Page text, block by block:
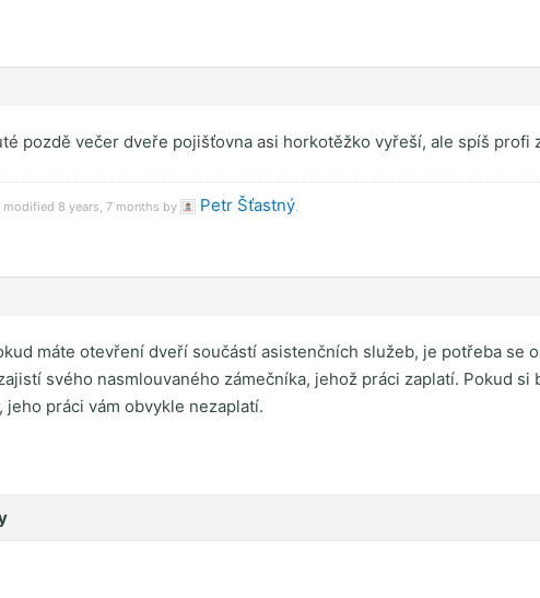
pozdě večer dveře pojišťovna asi horkotěžko vyřeší, ale spíš profi
8 years, 7 months by Petr Šťastný
máte otevření dveří součástí asistenčních služeb, je potřeba
svého nasmlouvaného zámečníka, jehož práci zaplatí. Pokud
jeho práci vám obvykle nezaplatí.